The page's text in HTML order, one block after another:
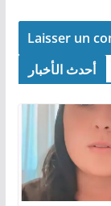
أحدث الأخبار